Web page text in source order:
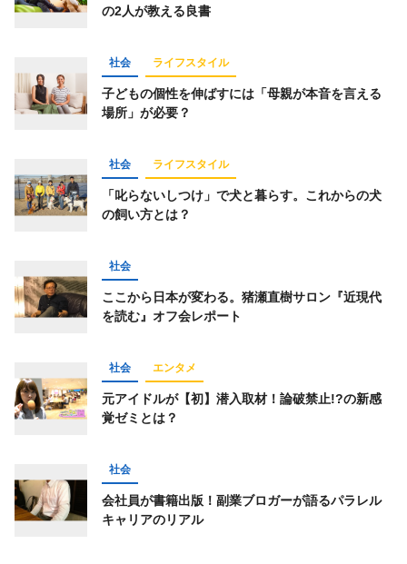
オフ会 ジャーナリスト
コミュニティ
イベントレポート 連載企画
キーワード一覧
の2人が教える良書
社会 ライフスタイル
子どもの個性を伸ばすには「母親が本音を言える
場所」が必要？
社会 ライフスタイル
「叱らないしつけ」で犬と暮らす。これからの犬
の飼い方とは？
社会
ここから日本が変わる。猪瀬直樹サロン『近現代
を読む』オフ会レポート
社会 エンタメ
元アイドルが【初】潜入取材！論破禁止!?の新感
覚ゼミとは？
社会
会社員が書籍出版！副業ブロガーが語るパラレル
キャリアのリアル